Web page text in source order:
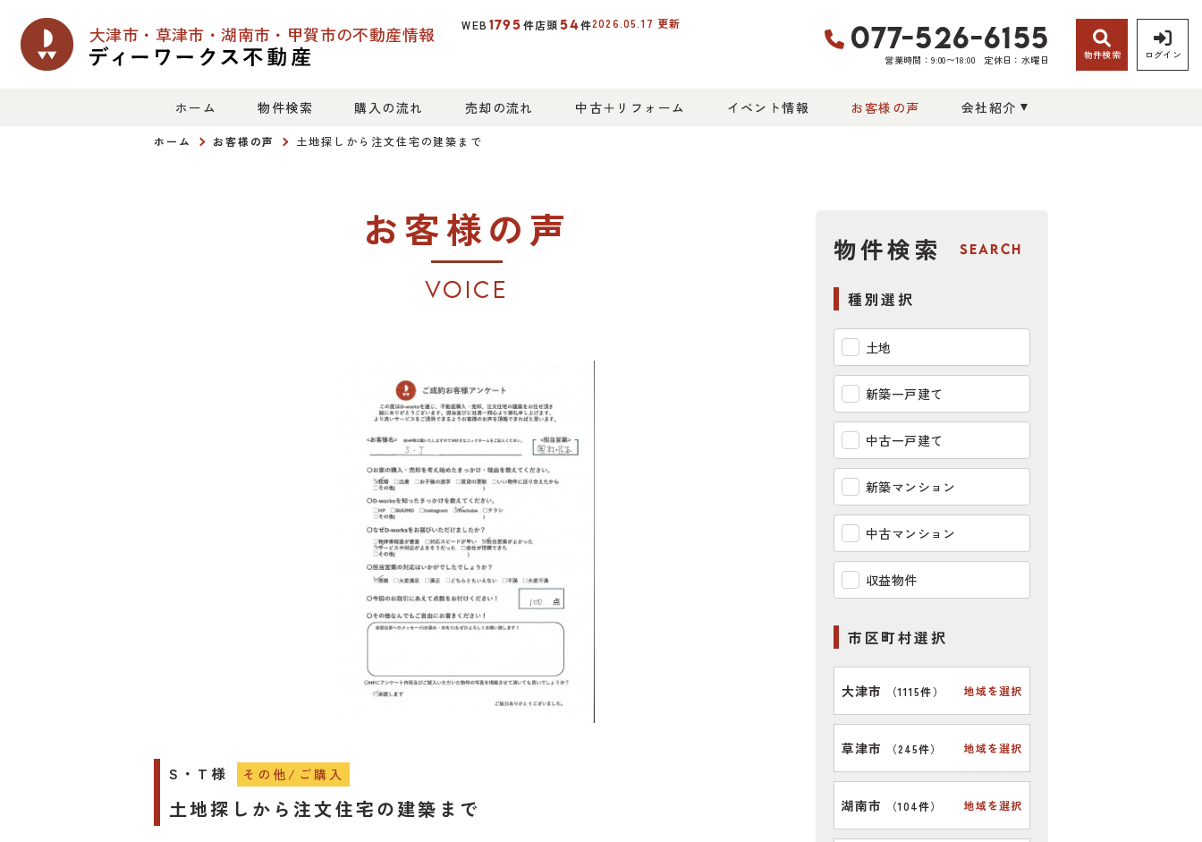
WEB 1795件店頭 54件2026.05.17 更新
大津市・草津市・湖南市・甲賀市の不動産情報 077-526-6155
営業時間：9:00〜18:00 定休日：水曜日 物件検索 ログイン
ホーム 物件検索 購入の流れ 売却の流れ 中古＋リフォーム イベント情報 お客様の声 会社紹介
ホーム お客様の声 土地探しから注文住宅の建築まで
お客様の声
VOICE
S・T様 その他/ご購入
土地探しから注文住宅の建築まで
物件検索 SEARCH
種別選択
土地
新築一戸建て
中古一戸建て
新築マンション
中古マンション
収益物件
市区町村選択
大津市 （1115件） 地域を選択
草津市 （245件） 地域を選択
湖南市 （104件） 地域を選択